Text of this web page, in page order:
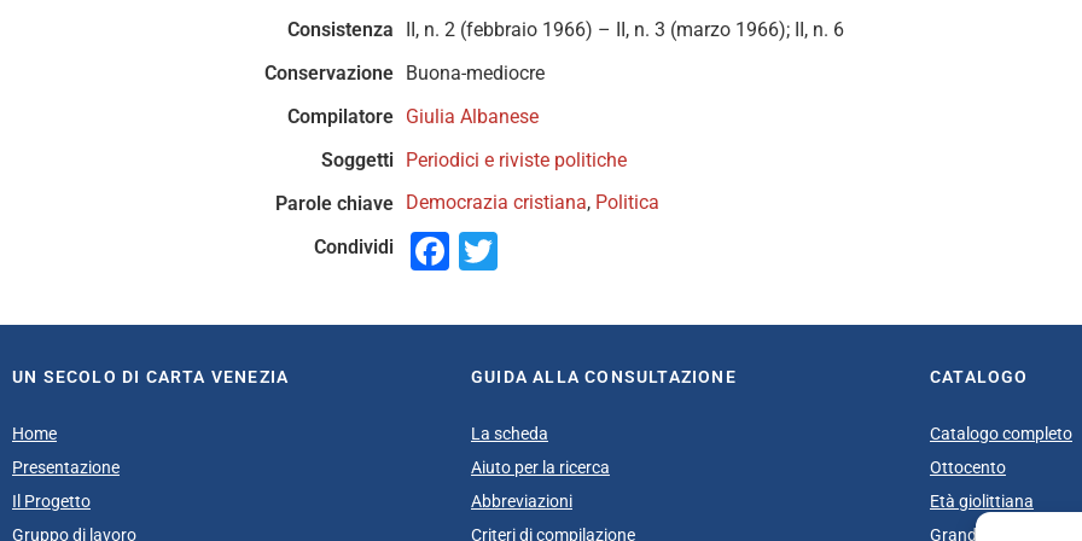
Consistenza
II, n. 2 (febbraio 1966) – II, n. 3 (marzo 1966); II, n. 6
Conservazione Buona-mediocre
Compilatore Giulia Albanese
Soggetti Periodici e riviste politiche
Parole chiave Democrazia cristiana, Politica
Condividi
Facebook
UN SECOLO DI CARTA VENEZIA
Home
Presentazione
Il Progetto
Gruppo di lavoro
GUIDA ALLA CONSULTAZIONE
La scheda
Aiuto per la ricerca
Abbreviazioni
Criteri di compilazione
CATALOGO
Catalogo completo
Ottocento
Età giolittiana
Grande Guerra e